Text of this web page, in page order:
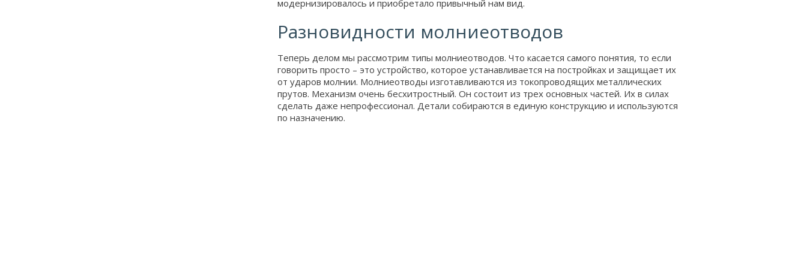
модернизировалось и приобретало привычный нам вид.
Разновидности молниеотводов
Теперь делом мы рассмотрим типы молниеотводов. Что касается самого понятия, то если
говорить просто – это устройство, которое устанавливается на постройках и защищает их
от ударов молнии. Молниеотводы изготавливаются из токопроводящих металлических
прутов. Механизм очень бесхитростный. Он состоит из трех основных частей. Их в силах
сделать даже непрофессионал. Детали собираются в единую конструкцию и используются
по назначению.